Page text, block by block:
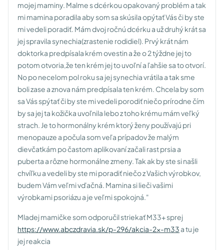
mojej maminy. Malme s dcérkou opakovaný problém a tak
mi mamina poradila aby som sa skúsila opýtať Vás či by ste
mi vedeli poradiť. Mám dvoj ročnú dcérku a už druhý krát sa
jej spravila synechia(zrastenie rodidiel). Prvý krát nám
doktorka predpísala krém ovestin a že o 2 týždne jej to
potom otvoria,že ten krém jej to uvoľní a ľahšie sa to otvorí.
No po necelom pol roku sa jej synechia vrátila a tak sme
boli zase a znova nám predpísala ten krém. Chcela by som
sa Vás spýtať či by ste mi vedeli porodiť niečo prírodne čím
by sa jej ta kožička uvoľnila lebo z toho krému mám veľký
strach. Je to hormonálny krém ktorý ženy používajú pri
menopauze a počula som veľa prípadov že malým
dievčatkám po častom aplikovaní začali rast prsia a
puberta a rôzne hormonálne zmeny. Tak ak by ste si našli
chvíľku a vedeli by ste mi poradiť niečo z Vašich výrobkov,
budem Vám veľmi vďačná. Mamina si lieči vašimi
výrobkami psoriázu a je veľmi spokojná."
Mladej mamičke som odporučil striekať M33+ sprej
https://www.abczdravia.sk/p-296/akcia-2x-m33a tu je
jej reakcia